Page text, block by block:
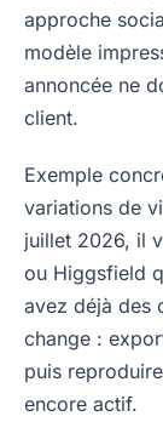
approche
modèle
annoncée ne
client.
Exemple
variations de
juillet 2026, il
ou Higgsfield
avez déjà des
change :
puis
encore actif.